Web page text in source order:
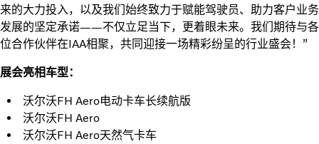
来的大力投入，以及我们始终致力于赋能驾驶员、助力客户业务
发展的坚定承诺——不仅立足当下，更着眼未来。我们期待与各
位合作伙伴在IAA相聚，共同迎接一场精彩纷呈的行业盛会！”
展会亮相车型：
沃尔沃FH Aero电动卡车长续航版
沃尔沃FH Aero
沃尔沃FH Aero天然气卡车